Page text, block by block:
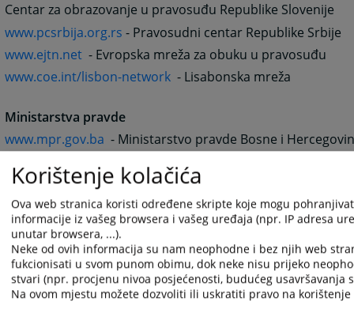
Centar za obrazovanje u pravosuđu Republike Slovenije
www.pcsrbija.org.rs - Pravosudni centar Republike Srbije
www.ejtn.net - Evropska mreža za obuku u pravosuđu
www.coe.int/lisbon-network - Lisabonska mreža
Ministarstva pravde
www.mpr.gov.ba - Ministarstvo pravde Bosne i
www.pravosudje.hr/default.asp- Ministarstvo pravosuđa
www.pravda.gov.mk- Ministarstvo pravde Republike
www.mp.gov.si- Ministarstvo za pravosuđe Republike
www.mpravde.sr.gov.yu- Ministarstvo pravde Republike
Sudska i tužilačka vijeća
Korištenje kolačića
Ova web stranica koristi određene skripte koje mogu
informacije iz vašeg browsera i vašeg uređaja (npr. IP adresa
unutar browsera, ...).
Neke od ovih informacija su nam neophodne i bez njih web
fukcionisati u svom punom obimu, dok neke nisu prijeko
stvari (npr. procjenu nivoa posjećenosti, budućeg usavršavanja
Na ovom mjestu možete dozvoliti ili uskratiti pravo na